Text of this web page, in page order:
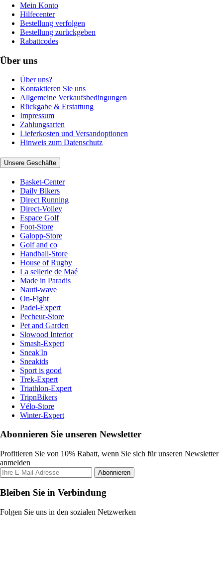
Mein Konto
Hilfecenter
Bestellung verfolgen
Bestellung zurückgeben
Rabattcodes
Über uns
Über uns?
Kontaktieren Sie uns
Allgemeine Verkaufsbedingungen
Rückgabe & Erstattung
Impressum
Zahlungsarten
Lieferkosten und Versandoptionen
Hinweis zum Datenschutz
Unsere Geschäfte
Basket-Center
Daily Bikers
Direct Running
Direct-Volley
Espace Golf
Foot-Store
Galopp-Store
Golf and co
Handball-Store
House of Rugby
La sellerie de Maé
Made in Paradis
Nauti-wave
On-Fight
Padel-Expert
Pecheur-Store
Pet and Garden
Slowood Interior
Smash-Expert
Sneak'In
Sneakids
Sport is good
Trek-Expert
Triathlon-Expert
TripnBikers
Vélo-Store
Winter-Expert
Abonnieren Sie unseren Newsletter
Profitieren Sie von 10% Rabatt, wenn Sie sich für unseren Newsletter
anmelden
Abonnieren
Bleiben Sie in Verbindung
Folgen Sie uns in den sozialen Netzwerken